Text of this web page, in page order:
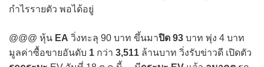
กำไรรายตัว พอได้อยู่
@@@ หุ้น EA วิ่งทะลุ 90 บาท ขึ้นมาปิด 93 บาท พุ่ง 4 บาท
มูลค่าซื้อขายอันดับ 1 กว่า 3,511 ล้านบาท วิ่งรับข่าวดี เปิดตัว